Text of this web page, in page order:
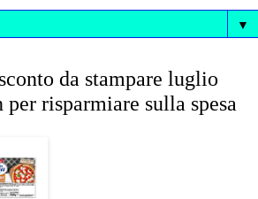
▼
da stampare luglio
per risparmiare sulla spesa